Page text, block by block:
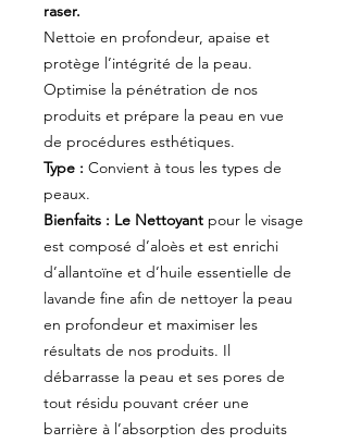
raser.
Nettoie en profondeur, apaise et
protège l’intégrité de la peau.
Optimise la pénétration de nos
produits et prépare la peau en vue
de procédures esthétiques.
Type : Convient à tous les types de
peaux.
Bienfaits : Le Nettoyant pour le visage
est composé d’aloès et est enrichi
d’allantoïne et d’huile essentielle de
lavande fine afin de nettoyer la peau
en profondeur et maximiser les
résultats de nos produits. Il
débarrasse la peau et ses pores de
tout résidu pouvant créer une
barrière à l’absorption des produits